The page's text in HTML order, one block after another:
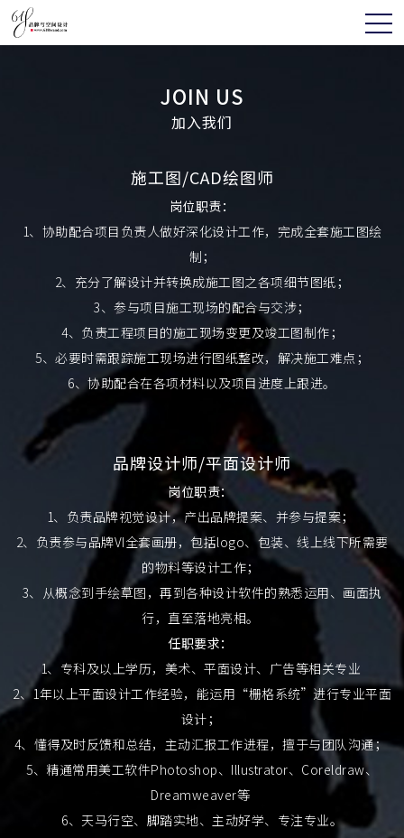
JOIN US
加入我们
施工图/CAD绘图师
岗位职责：
1、协助配合项目负责人做好深化设计工作，完成全套施工图绘
制；
2、充分了解设计并转换成施工图之各项细节图纸；
3、参与项目施工现场的配合与交涉；
4、负责工程项目的施工现场变更及竣工图制作；
5、必要时需跟踪施工现场进行图纸整改，解决施工难点；
6、协助配合在各项材料以及项目进度上跟进。
品牌设计师/平面设计师
岗位职责：
1、负责品牌视觉设计，产出品牌提案、并参与提案；
2、负责参与品牌VI全套画册，包括logo、包装、线上线下所需要
的物料等设计工作；
3、从概念到手绘草图，再到各种设计软件的熟悉运用、画面执
行，直至落地亮相。
任职要求：
1、专科及以上学历，美术、平面设计、广告等相关专业
2、1年以上平面设计工作经验，能运用“栅格系统”进行专业平面
设计；
4、懂得及时反馈和总结，主动汇报工作进程，擅于与团队沟通；
5、精通常用美工软件Photoshop、Illustrator、Coreldraw、
Dreamweaver等
6、天马行空、脚踏实地、主动好学、专注专业。